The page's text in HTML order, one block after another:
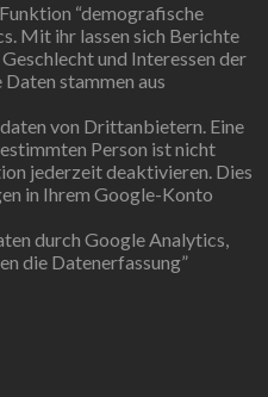
“demografische
Mit ihr lassen sich Berichte
und Interessen der
stammen aus
von Drittanbietern. Eine
Person ist nicht
jederzeit deaktivieren. Dies
in Ihrem Google-Konto
durch Google Analytics,
die Datenerfassung”